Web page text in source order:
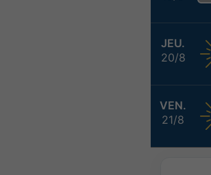
JEU.
20/8
VEN.
21/8